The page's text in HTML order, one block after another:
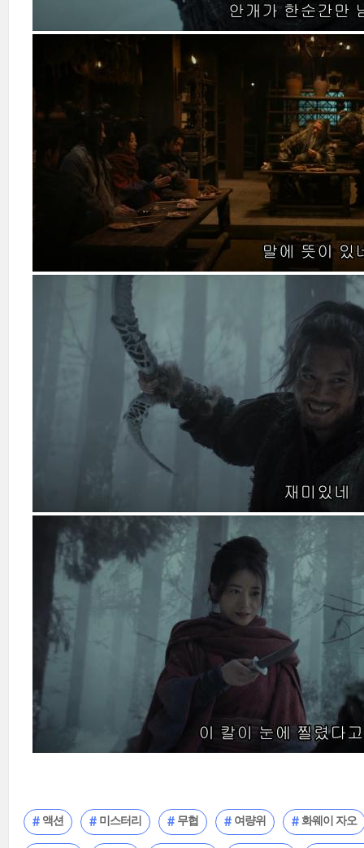
액션 미스터리 무협 여량위 화웨이 자오